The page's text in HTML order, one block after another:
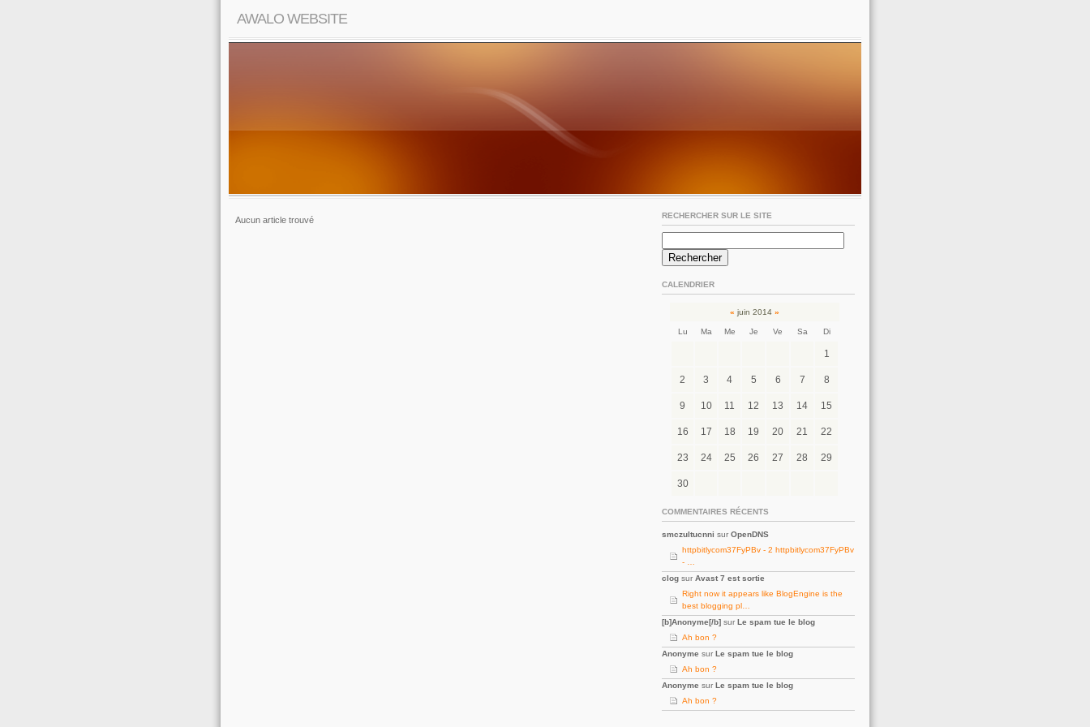
AWALO WEBSITE
Aucun article trouvé RECHERCHER SUR LE SITE
CALENDRIER
« juin 2014 »
Lu Ma Me Je Ve Sa Di
1
2 3 4 5 6 7 8
9 10 11 12 13 14 15
16 17 18 19 20 21 22
23 24 25 26 27 28 29
30
COMMENTAIRES RÉCENTS
smczultucnni sur OpenDNS
httpbitlycom37FyPBv - 2 httpbitlycom37FyPBv
- …
clog sur Avast 7 est sortie
Right now it appears like BlogEngine is the
best blogging pl…
[b]Anonyme[/b] sur Le spam tue le blog
Ah bon ?
Anonyme sur Le spam tue le blog
Ah bon ?
Anonyme sur Le spam tue le blog
Ah bon ?